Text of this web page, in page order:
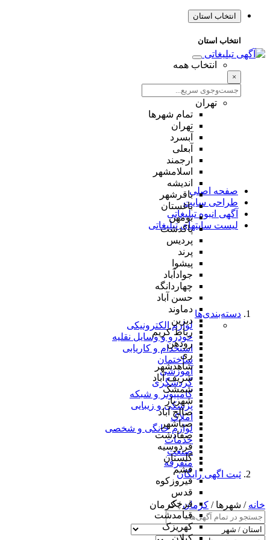
انتخاب استان
انتخاب استان
انتخاب همه
×
تهران
تمام شهر‌ها
تهران
آبسرد
آبعلی
ارجمند
اسلامشهر
اندیشه
باقرشهر
باغستان
بومهن
پاکدشت
پردیس
پرند
پیشوا
جوادآباد
چهاردانگه
حسن آباد
دماوند
دیزین
رباط کریم
رودهن
ری
شاهدشهر
شریف آباد
شمشک
شهریار
صالح آباد
صباشهر
صفادشت
فردوسیه
گلستان
فشم
فیروزکوه
قدس
قرچک
قیامدشت
کهریزک
صفحه اصلی
طراحی سایت
آگهی انبوه تبلیغاتی
لیست سایتهای تبلیغاتی
دسته‌بندی‌ها
لوازم الکترونیکی
خودرو و وسایل نقلیه
استخدام و کاریابی
ساختمان
آموزشی
گردشگری
کامپیوتر و شبکه
پزشکی و زیبایی
املاک
لوازم خانگی و شخصی
خدمات
صنعت
متفرقه
ثبت اگهی رایگان
خانه / شهرها / کرمان/ کرمان